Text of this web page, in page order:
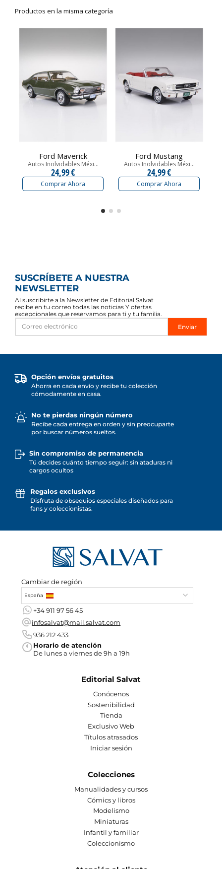
Productos en la misma categoría
Ford Maverick
Autos Inolvidables Méxi...
24,99 €
Comprar Ahora
Ford Mustang
Autos Inolvidables Méxi...
24,99 €
Comprar Ahora
SUSCRÍBETE A NUESTRA
NEWSLETTER
Al suscribirte a la Newsletter de Editorial Salvat
recibe en tu correo todas las noticias Y ofertas
excepcionales que reservamos para ti y tu familia.
Enviar
Opción envíos gratuitos
Ahorra en cada envío y recibe tu colección
cómodamente en casa.
No te pierdas ningún número
Recibe cada entrega en orden y sin preocuparte
por buscar números sueltos.
Sin compromiso de permanencia
Tú decides cuánto tiempo seguir: sin ataduras ni
cargos ocultos
Regalos exclusivos
Disfruta de obsequios especiales diseñados para
fans y coleccionistas.
Cambiar de región
España
+34 911 97 56 45
infosalvat@mail.salvat.com
936 212 433
Horario de atención
De lunes a viernes de 9h a 19h
Editorial Salvat
Conócenos
Sostenibilidad
Tienda
Exclusivo Web
Títulos atrasados
Iniciar sesión
Colecciones
Manualidades y cursos
Cómics y libros
Modelismo
Miniaturas
Infantil y familiar
Coleccionismo